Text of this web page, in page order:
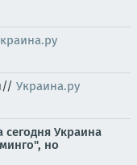
Украина.ру
сегодня Украина
но